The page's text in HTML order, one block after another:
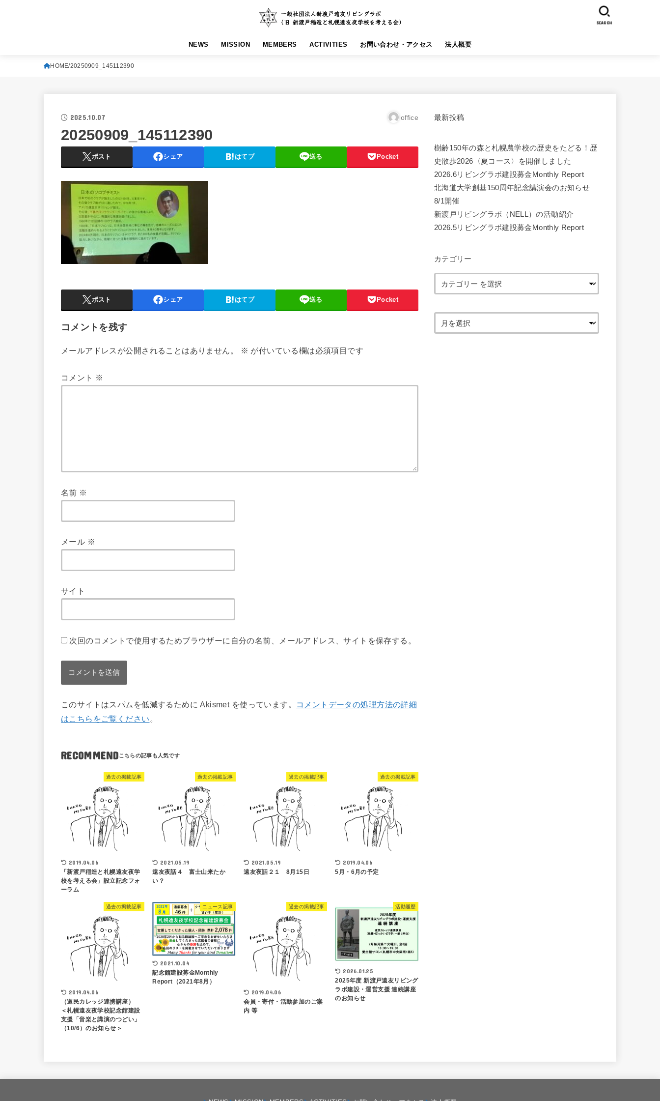
NEWS MISSION MEMBERS ACTIVITIES お問い合わせ・アクセス 法人概要
SEARCH
HOME 20250909_145112390
2025.10.07 office
20250909_145112390
ポスト シェア はてブ 送る Pocket
ポスト シェア はてブ 送る Pocket
コメントを残す
メールアドレスが公開されることはありません。 ※ が付いている欄は必須項目です
コメント ※
名前 ※
メール ※
サイト
次回のコメントで使用するためブラウザーに自分の名前、メールアドレス、サイトを保存する。
このサイトはスパムを低減するために Akismet を使っています。
コメントデータの処理方法の詳細
はこちらをご覧ください 。
RECOMMEND
過去の掲載記事
2019.04.06
「新渡戸稲造と札幌遠友夜学
校を考える会」設立記念フォ
ーラム
過去の掲載記事
2021.05.19
遠友夜話４ 富士山来たか
い？
過去の掲載記事
2021.05.19
遠友夜話２１ 8月15日
過去の掲載記事
2019.04.06
5月・6月の予定
過去の掲載記事
2019.04.06
（道民カレッジ連携講座）
＜札幌遠友夜学校記念館建設
支援「音楽と講演のつどい」
（10/6）のお知らせ＞
ニュース記事
2021.10.04
記念館建設募金Monthly
Report（2021年8月）
過去の掲載記事
2019.04.06
会員・寄付・活動参加のご案
内 等
活動履歴
2026.01.25
2025年度 新渡戸遠友リビング
ラボ建設・運営支援 連続講座
のお知らせ
最新投稿
樹齢150年の森と札幌農学校の歴史をたどる！歴
史散歩2026〈夏コース〉を開催しました
2026.6リビングラボ建設募金Monthly Report
北海道大学創基150周年記念講演会のお知らせ
8/1開催
新渡戸リビングラボ（NELL）の活動紹介
2026.5リビングラボ建設募金Monthly Report
カテゴリー